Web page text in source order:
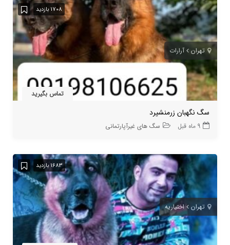
1708 بازدید
تهران آرارات
تماس بگیرید
سگ نگهبان زرمنشپرد
9 ماه قبل سگ های غیرآپارتمانی
1683 بازدید
تهران اختیاریه